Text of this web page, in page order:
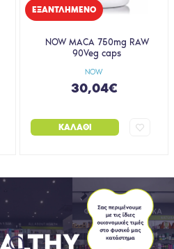
EΞΑΝΤΛΗΜΈΝΟ
NOW
NOW MACA 750mg RAW
90Veg caps
30,04€
ΚΑΛΆΘΙ